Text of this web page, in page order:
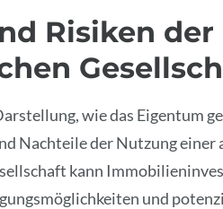
Risiken
wie das Eigentum
Nachteile der Nutzung
kann
und